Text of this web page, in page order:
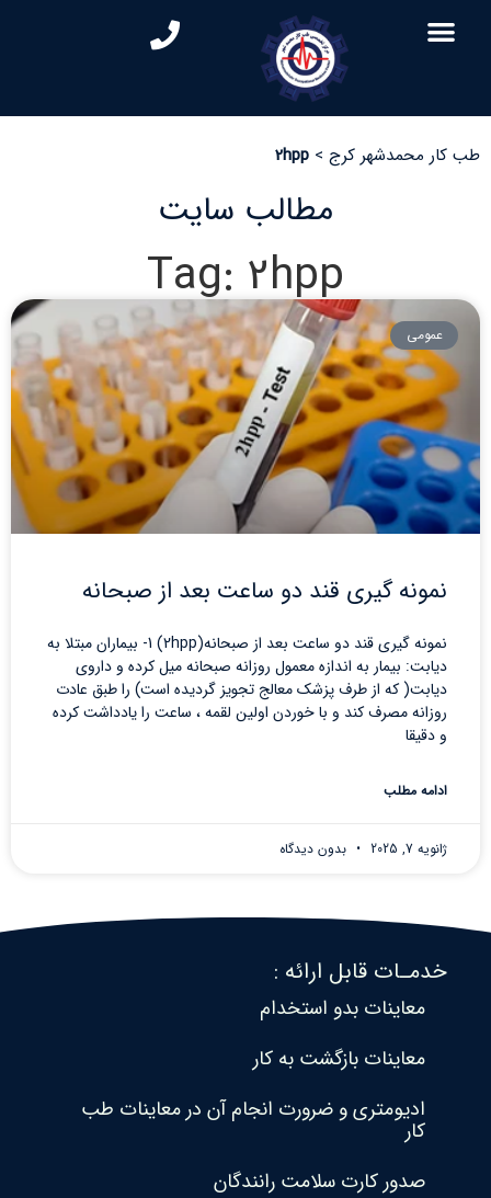
طب کار محمدشهر کرج >
2hpp
مطالب سایت
Tag: 2hpp
عمومی
نمونه گیری قند دو ساعت بعد از صبحانه
نمونه گیری قند دو ساعت بعد از صبحانه(2hpp) 1- بیماران مبتلا به
دیابت: بیمار به اندازه معمول روزانه صبحانه میل کرده و داروی
دیابت( که از طرف پزشک معالج تجویز گردیده است) را طبق عادت
روزانه مصرف کند و با خوردن اولین لقمه ، ساعت را یادداشت کرده
و دقیقا
ادامه مطلب
ژانویه 7, 2025 بدون دیدگاه
خدمـات قابل ارائه :
معاینات بدو استخدام
معاینات بازگشت به کار
ادیومتری و ضرورت انجام آن در معاینات طب
کار
صدور کارت سلامت رانندگان